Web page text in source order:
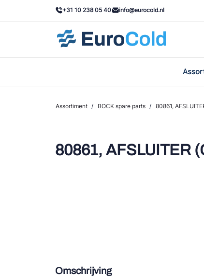
+31 10 238 05 40 info@eurocold.nl
Assortiment / BOCK spare parts / 80861,
80861, AFSLUITER
Omschrijving